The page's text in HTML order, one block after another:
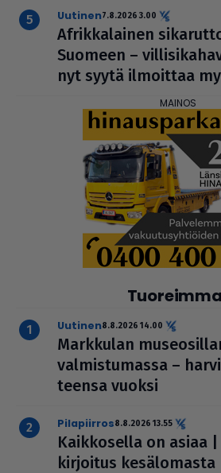
uutinen7.8.2026 3.00
Afrik­ka­lai­nen
Suomeen –
nyt syytä ilmoittaa
uutinen8.8.2026 14.00
Markkulan
val­mis­tu­massa –
teensa vuoksi
pilapiirros8.8.2026 13.55
Kaik­ko­sella on asiaa
kirjoitus kesä­lo­masta